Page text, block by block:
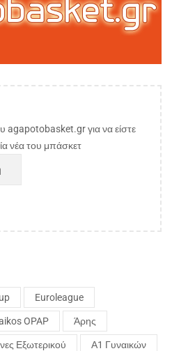
agapotobasket.gr για να είστε
νέα του μπάσκετ
Euroleague
OPAP Άρης
Εξωτερικού Α1 Γυναικών